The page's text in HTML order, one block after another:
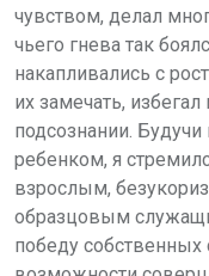
чувством, делал
чьего гнева так
накапливались с
их замечать,
подсознании.
ребенком, я
взрослым,
образцовым
победу